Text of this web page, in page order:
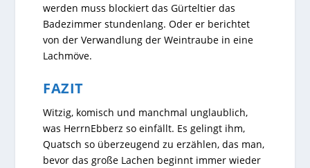
werden muss blockiert das Gürteltier das
Badezimmer stundenlang. Oder er berichtet
von der Verwandlung der Weintraube in eine
Lachmöve.
FAZIT
Witzig, komisch und manchmal unglaublich,
was HerrnEbberz so einfällt. Es gelingt ihm,
Quatsch so überzeugend zu erzählen, das man,
bevor das große Lachen beginnt immer wieder